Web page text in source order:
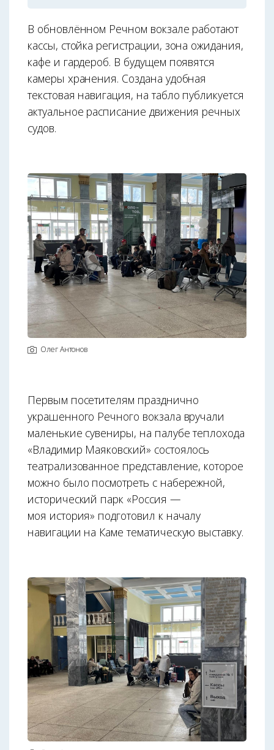
В обновлённом Речном вокзале работают
кассы, стойка регистрации, зона ожидания,
кафе и гардероб. В будущем появятся
камеры хранения. Создана удобная
текстовая навигация, на табло публикуется
актуальное расписание движения речных
судов.
Олег Антонов
Первым посетителям празднично
украшенного Речного вокзала вручали
маленькие сувениры, на палубе теплохода
«Владимир Маяковский» состоялось
театрализованное представление, которое
можно было посмотреть с набережной,
исторический парк «Россия —
моя история» подготовил к началу
навигации на Каме тематическую выставку.